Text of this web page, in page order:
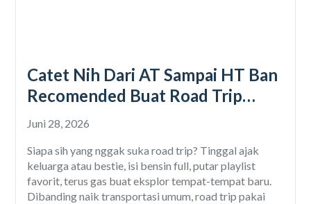
Catet Nih Dari AT Sampai HT Ban
Recomended Buat Road Trip
Mobil
Juni 28, 2026
Siapa sih yang nggak suka road trip? Tinggal ajak
keluarga atau bestie, isi bensin full, putar playlist
favorit, terus gas buat eksplor tempat-tempat baru.
Dibanding naik transportasi umum, road trip pakai